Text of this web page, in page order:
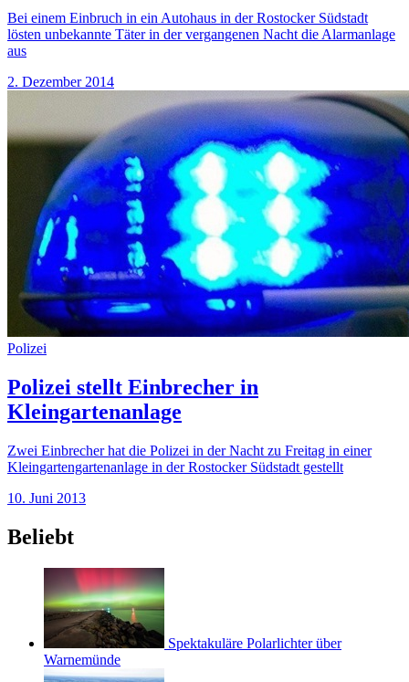
Bei einem Einbruch in ein Autohaus in der Rostocker Südstadt
lösten unbekannte Täter in der vergangenen Nacht die Alarmanlage
aus
2. Dezember 2014
Polizei
Polizei stellt Einbrecher in
Kleingartenanlage
Zwei Einbrecher hat die Polizei in der Nacht zu Freitag in einer
Kleingartengartenanlage in der Rostocker Südstadt gestellt
10. Juni 2013
Beliebt
Spektakuläre Polarlichter über
Warnemünde